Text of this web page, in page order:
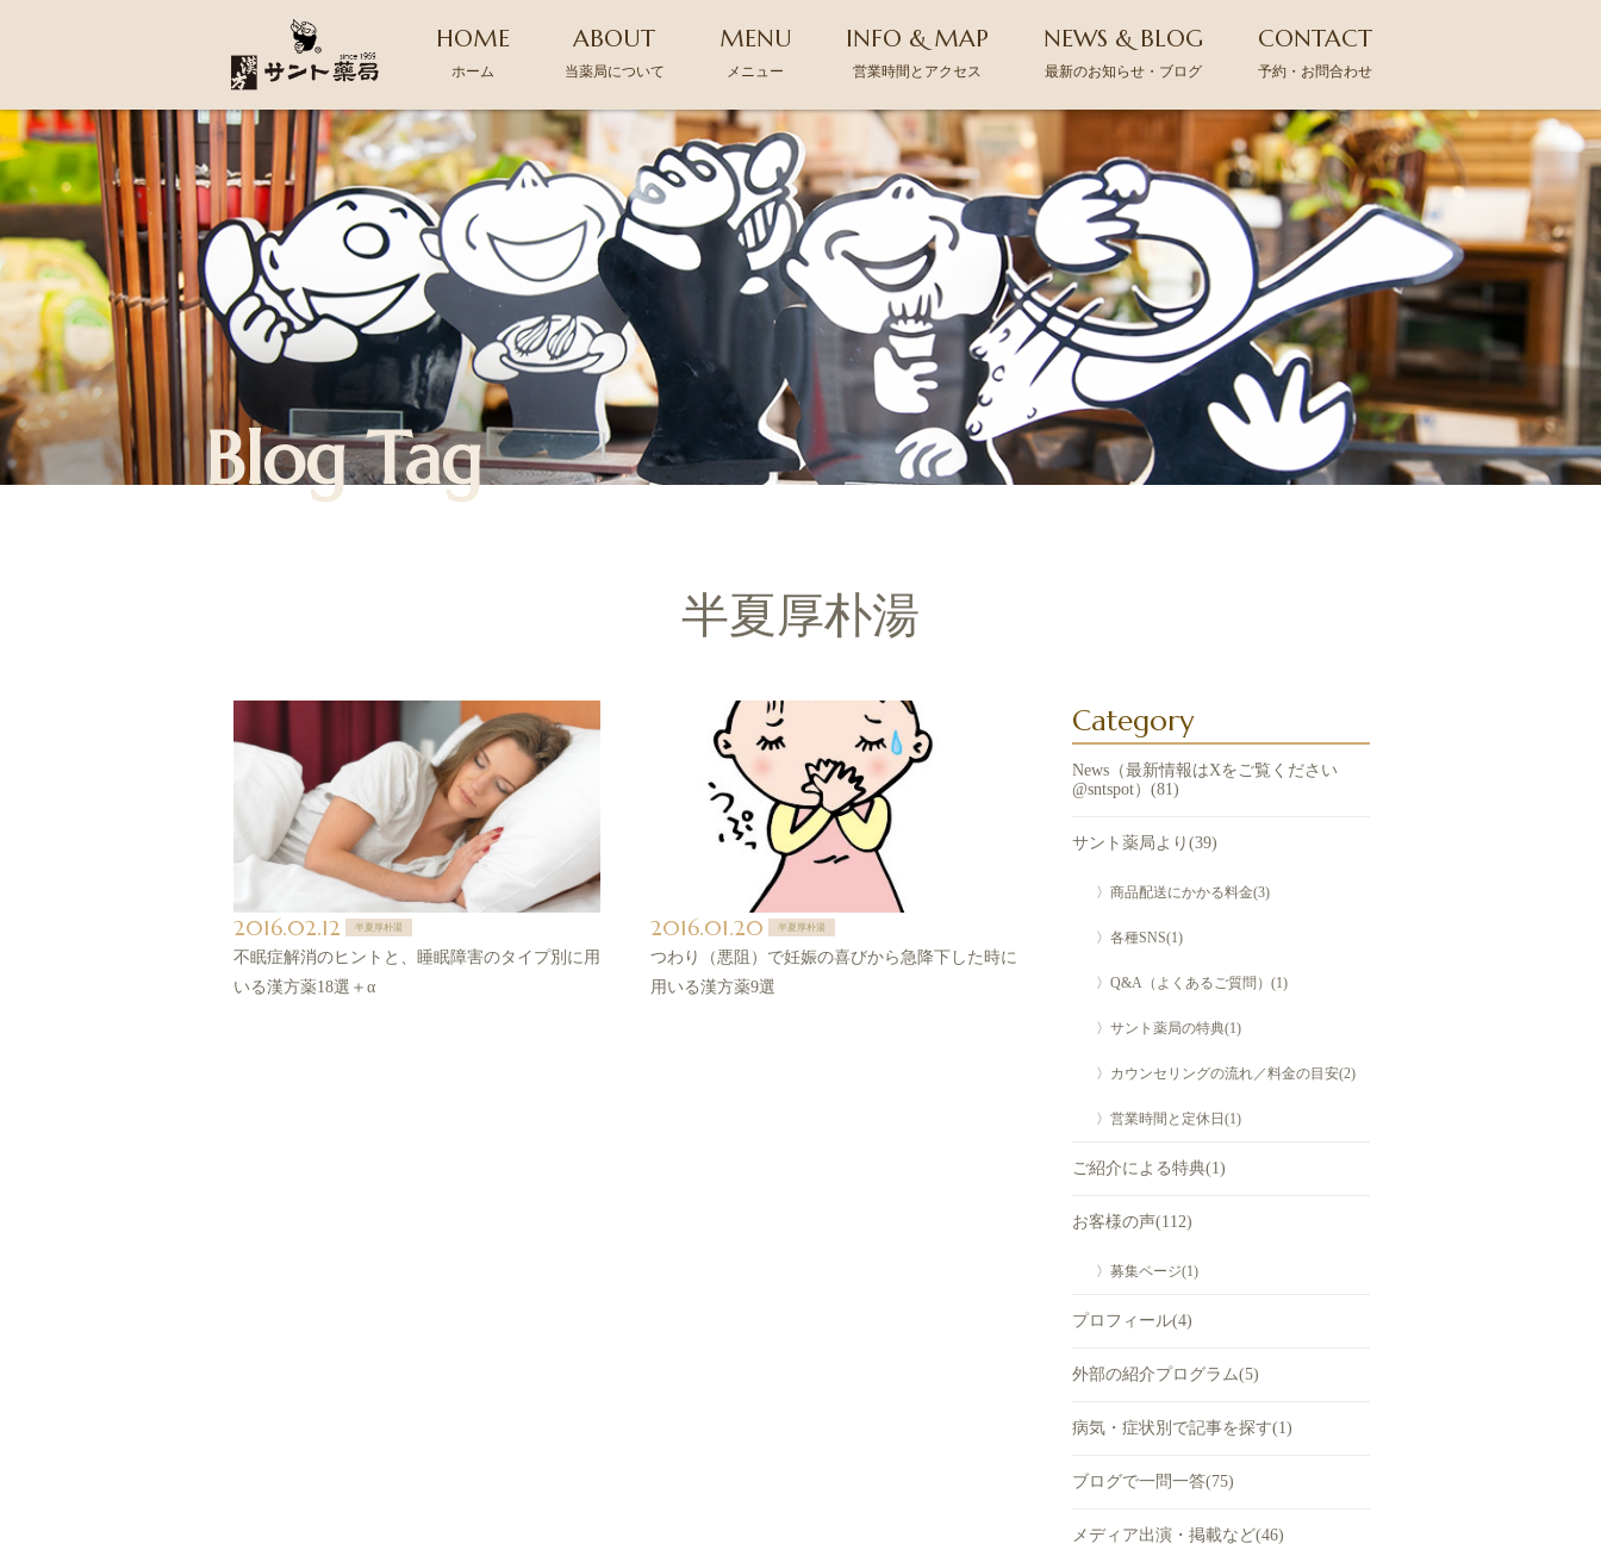
HOME
ホーム
ABOUT
当薬局について
MENU
メニュー
INFO & MAP
営業時間とアクセス
NEWS & BLOG
最新のお知らせ・ブログ
CONTACT
予約・お問合わせ
Blog Tag
半夏厚朴湯
2016.02.12 半夏厚朴湯
不眠症解消のヒントと、睡眠障害のタイプ別に用
いる漢方薬18選＋α
2016.01.20 半夏厚朴湯
つわり（悪阻）で妊娠の喜びから急降下した時に
用いる漢方薬9選
Category
News（最新情報はXをご覧ください
@sntspot）(81)
サント薬局より(39)
〉商品配送にかかる料金(3)
〉各種SNS(1)
〉Q&A（よくあるご質問）(1)
〉サント薬局の特典(1)
〉カウンセリングの流れ／料金の目安(2)
〉営業時間と定休日(1)
ご紹介による特典(1)
お客様の声(112)
〉募集ページ(1)
プロフィール(4)
外部の紹介プログラム(5)
病気・症状別で記事を探す(1)
ブログで一問一答(75)
メディア出演・掲載など(46)